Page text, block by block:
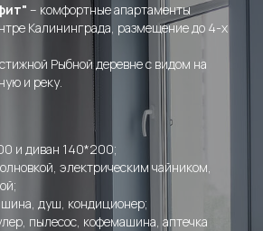
– комфортные апартаменты
Калининграда, размещение до 4-х
Рыбной деревне с видом на
и реку.
и диван 140*200;
электрическим чайником,
душ, кондиционер;
пылесос, кофемашина, аптечка